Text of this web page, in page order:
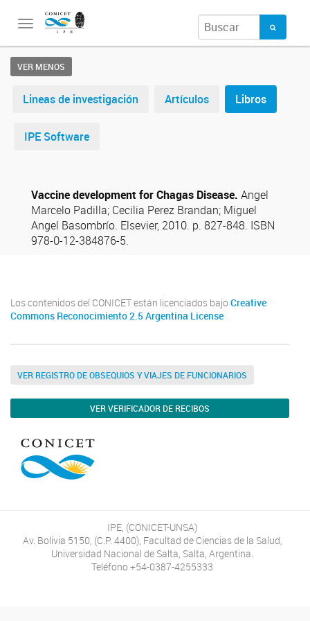
Toggle
VER MENOS
Lineas de investigación Artículos Libros
IPE Software
Vaccine development for Chagas Disease. Angel
Marcelo Padilla; Cecilia Perez Brandan; Miguel
Angel Basombrío. Elsevier, 2010. p. 827-848. ISBN
978-0-12-384876-5.
Los contenidos del CONICET están licenciados bajo Creative
Commons Reconocimiento 2.5 Argentina License
VER REGISTRO DE OBSEQUIOS Y VIAJES DE FUNCIONARIOS
VER VERIFICADOR DE RECIBOS
IPE, (CONICET-UNSA)
Av. Bolivia 5150, (C.P. 4400), Facultad de Ciencias de la Salud,
Universidad Nacional de Salta, Salta, Argentina.
Teléfono +54-0387-4255333